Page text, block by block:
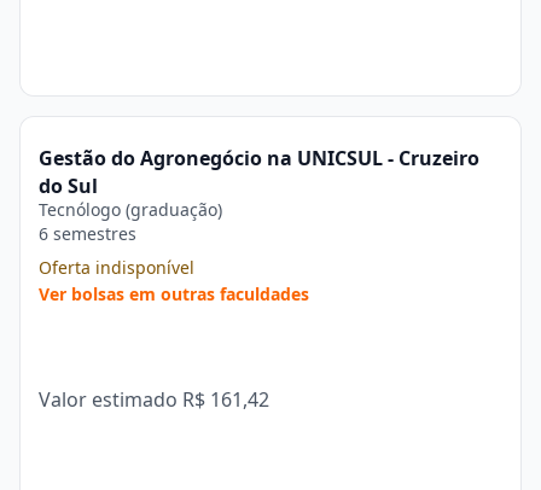
Gestão do Agronegócio na UNICSUL - Cruzeiro
do Sul
Tecnólogo (graduação)
6 semestres
Oferta indisponível
Ver bolsas em outras faculdades
Valor estimado R$ 161,42